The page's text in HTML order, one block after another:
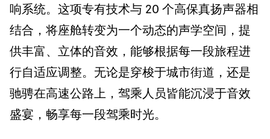
响系统。这项专有技术与 20 个高保真扬声器相
结合，将座舱转变为一个动态的声学空间，提
供丰富、立体的音效，能够根据每一段旅程进
行自适应调整。无论是穿梭于城市街道，还是
驰骋在高速公路上，驾乘人员皆能沉浸于音效
盛宴，畅享每一段驾乘时光。